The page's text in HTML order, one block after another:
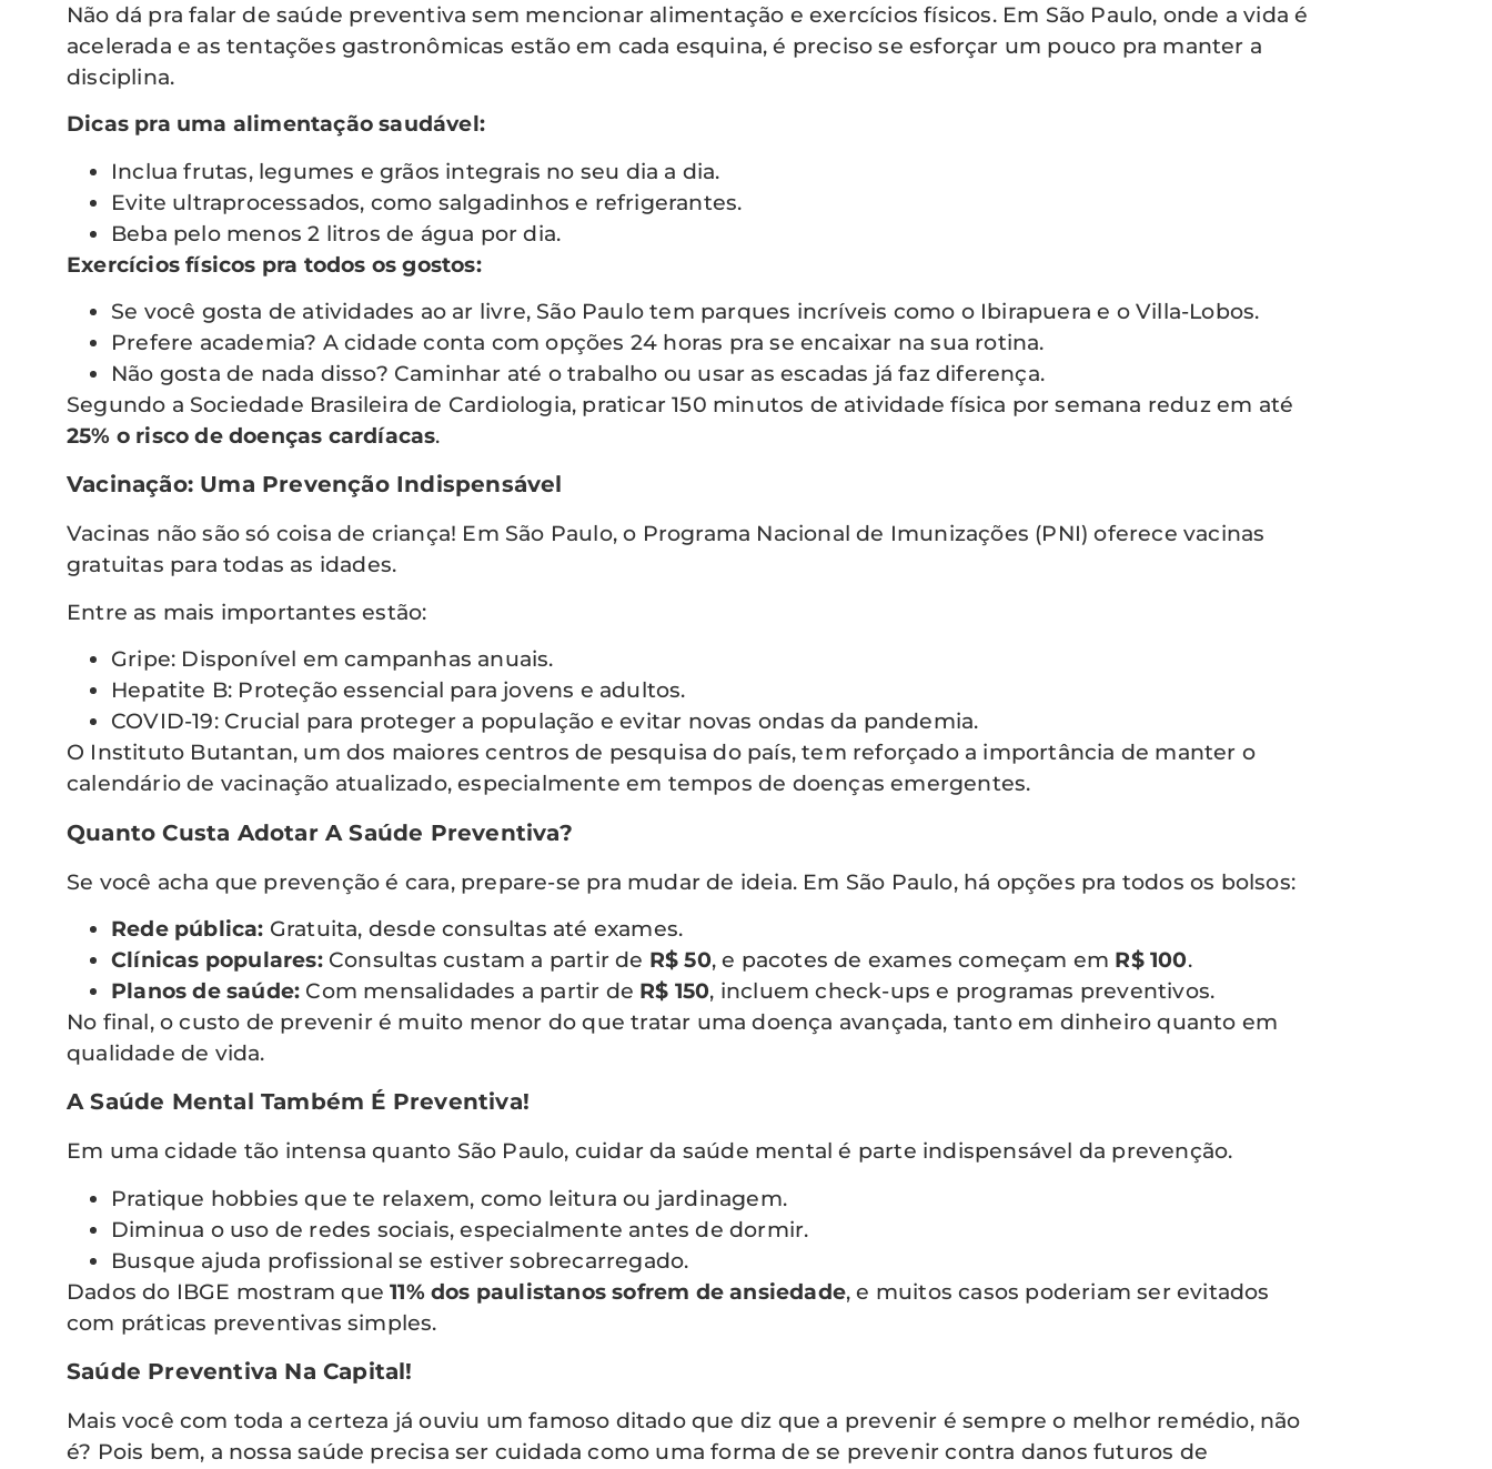
Não dá pra falar de saúde preventiva sem mencionar alimentação e exercícios físicos. Em São Paulo, onde a vida é
acelerada e as tentações gastronômicas estão em cada esquina, é preciso se esforçar um pouco pra manter a
disciplina.
Dicas pra uma alimentação saudável:
Inclua frutas, legumes e grãos integrais no seu dia a dia.
Evite ultraprocessados, como salgadinhos e refrigerantes.
Beba pelo menos 2 litros de água por dia.
Exercícios físicos pra todos os gostos:
Se você gosta de atividades ao ar livre, São Paulo tem parques incríveis como o Ibirapuera e o Villa-Lobos.
Prefere academia? A cidade conta com opções 24 horas pra se encaixar na sua rotina.
Não gosta de nada disso? Caminhar até o trabalho ou usar as escadas já faz diferença.
Segundo a Sociedade Brasileira de Cardiologia, praticar 150 minutos de atividade física por semana reduz em até
25% o risco de doenças cardíacas.
Vacinação: Uma Prevenção Indispensável
Vacinas não são só coisa de criança! Em São Paulo, o Programa Nacional de Imunizações (PNI) oferece vacinas
gratuitas para todas as idades.
Entre as mais importantes estão:
Gripe: Disponível em campanhas anuais.
Hepatite B: Proteção essencial para jovens e adultos.
COVID-19: Crucial para proteger a população e evitar novas ondas da pandemia.
O Instituto Butantan, um dos maiores centros de pesquisa do país, tem reforçado a importância de manter o
calendário de vacinação atualizado, especialmente em tempos de doenças emergentes.
Quanto Custa Adotar A Saúde Preventiva?
Se você acha que prevenção é cara, prepare-se pra mudar de ideia. Em São Paulo, há opções pra todos os bolsos:
Rede pública: Gratuita, desde consultas até exames.
Clínicas populares:Consultas custam a partir de R$ 50, e pacotes de exames começam em R$ 100.
Planos de saúde: Com mensalidades a partir de R$ 150, incluem check-ups e programas preventivos.
No final, o custo de prevenir é muito menor do que tratar uma doença avançada, tanto em dinheiro quanto em
qualidade de vida.
A Saúde Mental Também É Preventiva!
Em uma cidade tão intensa quanto São Paulo, cuidar da saúde mental é parte indispensável da prevenção.
Pratique hobbies que te relaxem, como leitura ou jardinagem.
Diminua o uso de redes sociais, especialmente antes de dormir.
Busque ajuda profissional se estiver sobrecarregado.
Dados do IBGE mostram que11% dos paulistanos sofrem de ansiedade, e muitos casos poderiam ser evitados
com práticas preventivas simples.
Saúde Preventiva Na Capital!
Mais você com toda a certeza já ouviu um famoso ditado que diz que a prevenir é sempre o melhor remédio, não
é? Pois bem, a nossa saúde precisa ser cuidada como uma forma de se prevenir contra danos futuros de